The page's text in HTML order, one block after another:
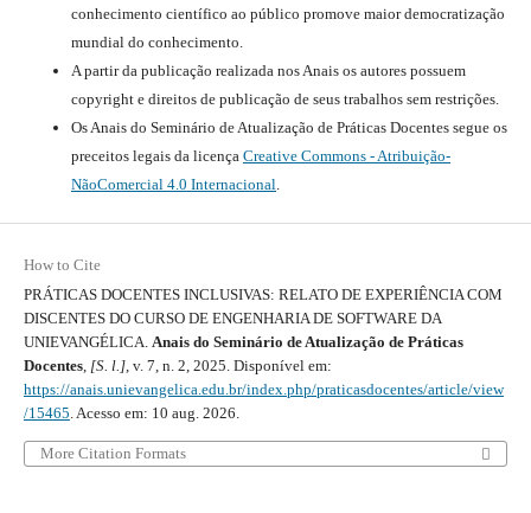
conhecimento científico ao público promove maior democratização
mundial do conhecimento.
A partir da publicação realizada nos Anais os autores possuem
copyright e direitos de publicação de seus trabalhos sem restrições.
Os Anais do Seminário de Atualização de Práticas Docentes segue os
preceitos legais da licença Creative Commons - Atribuição-
NãoComercial 4.0 Internacional.
How to Cite
PRÁTICAS DOCENTES INCLUSIVAS: RELATO DE EXPERIÊNCIA COM
DISCENTES DO CURSO DE ENGENHARIA DE SOFTWARE DA
UNIEVANGÉLICA. Anais do Seminário de Atualização de Práticas
Docentes, [S. l.], v. 7, n. 2, 2025. Disponível em:
https://anais.unievangelica.edu.br/index.php/praticasdocentes/article/view
/15465. Acesso em: 10 aug. 2026.
More Citation Formats